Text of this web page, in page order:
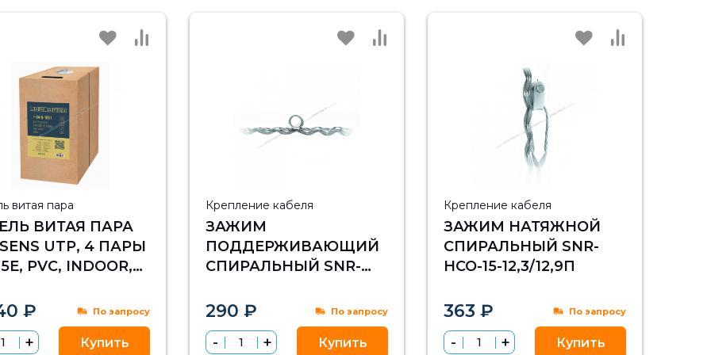
витая пара
ВИТАЯ ПАРА
UTP, 4 ПАРЫ
PVC, INDOOR,
₽ По запросу
Купить
Крепление кабеля
ЗАЖИМ
ПОДДЕРЖИВАЮЩИЙ
СПИРАЛЬНЫЙ SNR-
290 ₽ По запросу
Купить
Крепление кабеля
ЗАЖИМ НАТЯЖНОЙ
СПИРАЛЬНЫЙ SNR-
НСО-15-12,3/12,9П
363 ₽ По запросу
Купить